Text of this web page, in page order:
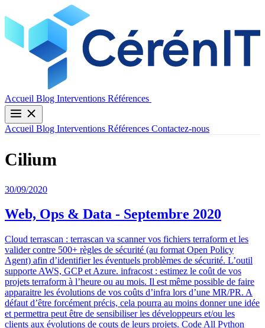
Accueil Blog Interventions Références
Accueil Blog Interventions Références Contactez-nous
Cilium
30/09/2020
Web, Ops & Data - Septembre 2020
Cloud terrascan : terrascan va scanner vos fichiers terraform et les
valider contre 500+ règles de sécurité (au format Open Policy
Agent) afin d’identifier les éventuels problèmes de sécurité. L’outil
supporte AWS, GCP et Azure. infracost : estimez le coût de vos
projets terraform à l’heure ou au mois. Il est même possible de faire
apparaitre les évolutions de vos coûts d’infra lors d’une MR/PR. A
défaut d’être forcément précis, cela pourra au moins donner une idée
et permettra peut être de sensibiliser les développeurs et/ou les
clients aux évolutions de couts de leurs projets. Code All Python